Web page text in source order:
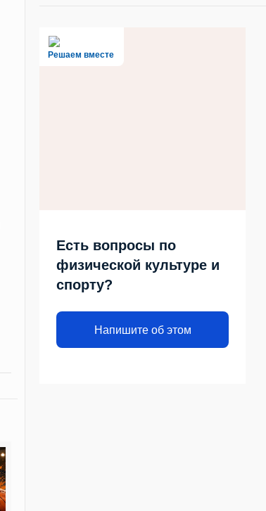
Решаем вместе
Есть вопросы по
физической культуре и
спорту?
Напишите об этом